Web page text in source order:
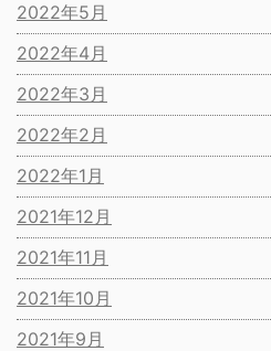
2022年5月
2022年4月
2022年3月
2022年2月
2022年1月
2021年12月
2021年11月
2021年10月
2021年9月